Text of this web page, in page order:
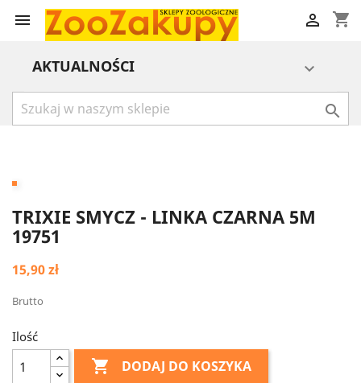
 shopping_cart

AKTUALNOŚCI 

TRIXIE SMYCZ - LINKA CZARNA 5M
19751
15,90 zł
Brutto
Ilość
 DODAJ DO KOSZYKA